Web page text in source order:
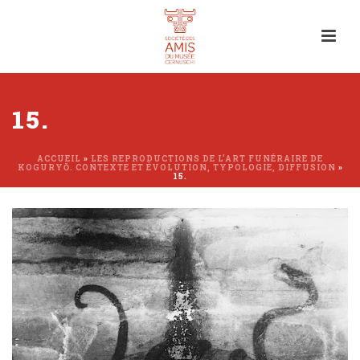
15.
ACCUEIL » LES REPRODUCTIONS DE L’ART FUNÉRAIRE DE
KOGURYŎ. CONTEXTE ET ÉVOLUTION, TYPOLOGIE, DIFFUSION »
15.